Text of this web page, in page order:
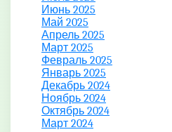
Июнь 2025
Май 2025
Апрель 2025
Март 2025
Февраль 2025
Январь 2025
Декабрь 2024
Ноябрь 2024
Октябрь 2024
Март 2024